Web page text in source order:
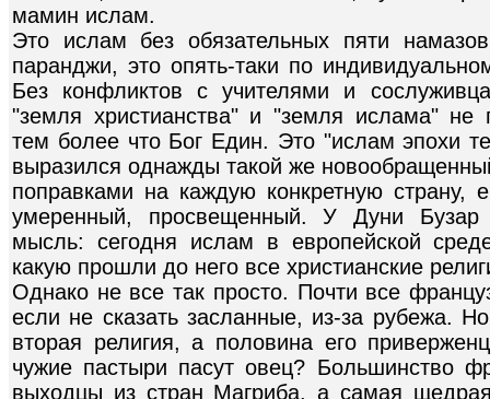
мамин ислам.
Это ислам без обязательных пяти
паранджи, это опять-таки по
Без конфликтов с учителями и
"земля христианства" и "земля ислама" не
тем более что Бог Един. Это "ислам эпохи
выразился однажды такой же
поправками на каждую конкретную страну,
умеренный, просвещенный. У Дуни Бузар
мысль: сегодня ислам в европейской
какую прошли до него все христианские
Однако не все так просто. Почти все
если не сказать засланные, из-за рубежа.
вторая религия, а половина его
чужие пастыри пасут овец? Большинство
выходцы из стран Магриба, а самая